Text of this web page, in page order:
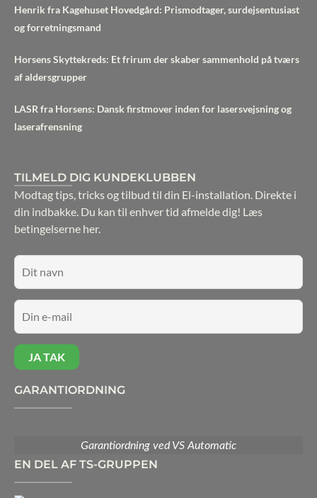
Henrik fra Kagehuset Hovedgård: Prismodtager, surdejsentusiast
og forretningsmand
Horsens Skyttekreds: Et frirum der skaber sammenhold på tværs
af aldersgrupper
LASR fra Horsens: Dansk firstmover inden for lasersvejsning og
laserafrensning
TILMELD DIG KUNDEKLUBBEN
Modtag tips, tricks og tilbud til din El-installation. Direkte i
din indbakke. Du kan til enhver tid afmelde dig! Læs
betingelserne her.
GARANTIORDNING
Garantiordning ved VS Automatic
EN DEL AF TS-GRUPPEN